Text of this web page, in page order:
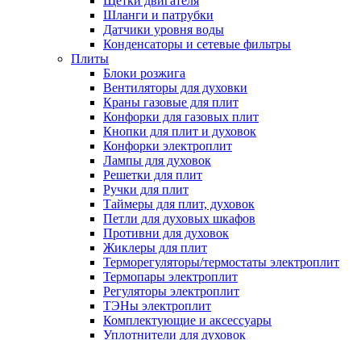
Шланги и патрубки
Датчики уровня воды
Конденсаторы и сетевые фильтры
Плиты
Блоки розжига
Вентиляторы для духовки
Краны газовые для плит
Конфорки для газовых плит
Кнопки для плит и духовок
Конфорки электроплит
Лампы для духовок
Решетки для плит
Ручки для плит
Таймеры для плит, духовок
Петли для духовых шкафов
Противни для духовок
Жиклеры для плит
Терморегуляторы/термостаты электроплит
Термопары электроплит
Регуляторы электроплит
ТЭНы электроплит
Комплектующие и аксессуары
Уплотнители для духовок